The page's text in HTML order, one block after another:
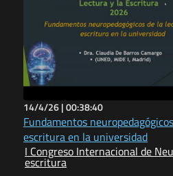
14/4/26 |00:38:40
Fundamentos
escritura en la universidad
I Congreso Internacional de
escritura